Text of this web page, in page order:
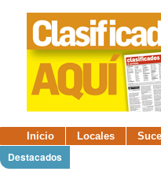
Inicio Locales
Destacados